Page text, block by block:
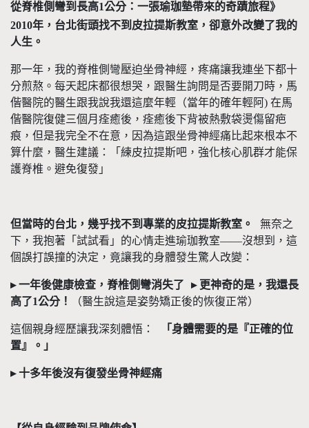
從脊椎側彎到長高1公分：一張瑜珈墊帶來的奇蹟旅程》
2010年，台北街頭找不到皮拉提斯教室，卻意外改變了我的
人生。
那一年，我的脊椎側彎壓迫坐骨神經，疼痛讓我連坐下都十
分煎熬。每天起床都很想哭，跟醫生詢問是否要開刀時，馬
偕醫院的醫生跟我說我還這麼年輕（當年的確年輕阿 ) 在馬
偕醫院復健三個月痊癒後，痊癒後下背被熱敷袋燙傷留疤
痕，但是我完全不在意，因為這跟坐骨神經痛比起來根本不
算什麼，醫生建議：「練皮拉提斯吧，強化核心肌群才能保
護脊椎。避免復發」
但當時的台北，幾乎找不到專業的皮拉提斯教室。
無奈之
下，我抱著「試試看」的心情走進瑜珈教室——沒想到，這
個誤打誤撞的決定，竟讓我的身體發生驚人改變：
▸ 一年後健康檢查，脊椎側彎消失了 ▸ 更神奇的是，我還長
高了1公分！ （醫生說這是姿勢矯正後的恢復正常）
這個親身經歷讓我深刻體悟：
「身體需要的是『正確的位
置』。」
▸ 十多年後沒有復發坐骨神經痛